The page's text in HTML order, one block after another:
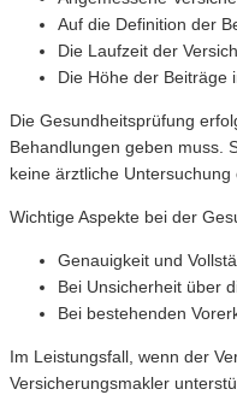
Auf die Definition der
Die Laufzeit der
Die Höhe der Beiträge
Die Gesundheitsprüfung
Behandlungen geben muss.
keine ärztliche
Wichtige Aspekte bei der
Genauigkeit und
Bei Unsicherheit über
Bei bestehenden
Im Leistungsfall, wenn der
Versicherungsmakler